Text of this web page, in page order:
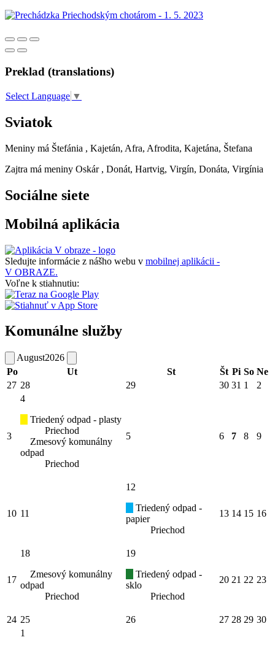
Preklad (translations)
Select Language ▼
Sviatok
Meniny má Štefánia , Kajetán, Afra, Afrodita, Kajetána, Štefana
Zajtra má meniny Oskár , Donát, Hartvig, Virgín, Donáta, Virgínia
Sociálne siete
Mobilná aplikácia
Sledujte informácie z nášho webu v mobilnej aplikácii -
V OBRAZE.
Voľne k stiahnutiu:
Komunálne služby
August2026
Po
Ut St Št Pi So Ne
27 28 29 30 31 1 2
3
4
Triedený odpad - plasty
Priechod
Zmesový komunálny
odpad
Priechod
5 6 7 8 9
10 11
12
Triedený odpad -
papier
Priechod
13 14 15 16
17
18
Zmesový komunálny
odpad
Priechod
19
Triedený odpad -
sklo
Priechod
20 21 22 23
24 25 26 27 28 29 30
1